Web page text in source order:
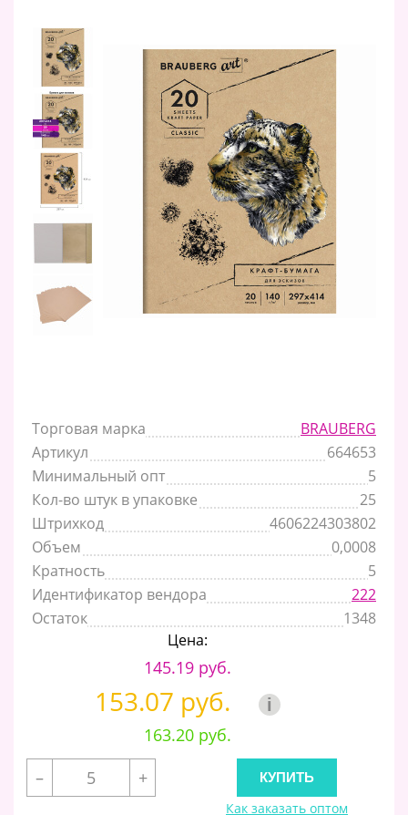
Торговая марка
BRAUBERG
Артикул
664653
Минимальный опт
5
Кол-во штук в упаковке
25
Штрихкод
4606224303802
Объем
0,0008
Кратность
5
Идентификатор вендора
222
Остаток
1348
Цена:
145.19 руб.
153.07 руб. i
163.20 руб.
–
+
Как заказать оптом